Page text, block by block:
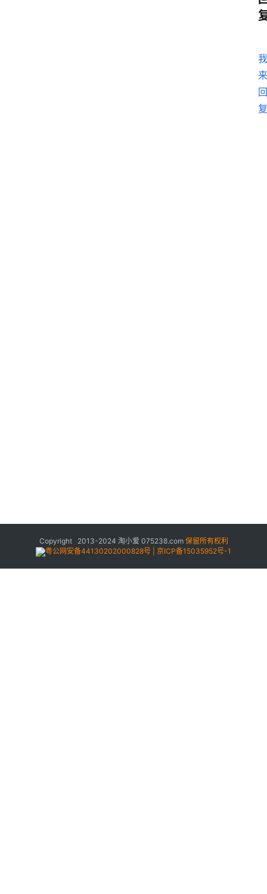
我
来
回
复
Copyright 2013-2024 淘小爱 075238.com 保留所有权利
粤公网安备44130202000828号 | 京ICP备15035952号-1